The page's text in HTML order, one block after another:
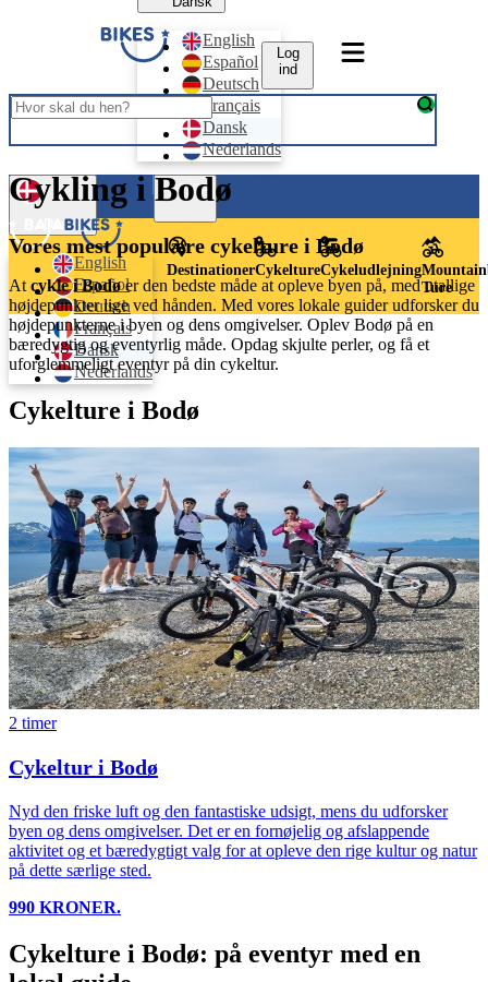
English
Español
Deutsch
Français
Dansk
Nederlands
Log
ind
Dansk
English
Español
Deutsch
Français
Dansk
Nederlands
Log ind
DestinationerCykeltureCykeludlejning
Ture
Cykling i Bodø
Vores mest populære cykelture i Bodø
At cykle i Bodøer den bedste måde at opleve byen på, med utallige
højdepunkter lige ved hånden. Med vores lokale guider udforsker du
højdepunkterne i byen og dens omgivelser. Oplev Bodø på en
bæredygtig og eventyrlig måde. Opdag skjulte perler, og få et
uforglemmeligt eventyr på din cykeltur.
Cykelture i Bodø
2 timer
Cykeltur i Bodø
Nyd den friske luft og den fantastiske udsigt, mens du udforsker
byen og dens omgivelser. Det er en fornøjelig og afslappende
aktivitet og et bæredygtigt valg for at opleve den rige kultur og natur
på dette særlige sted.
990 KRONER.
Cykelture i Bodø: på eventyr med en